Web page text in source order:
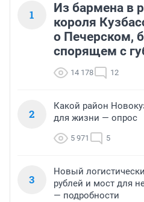
1
Из бармена в
короля
о Печерском,
спорящем с
14 178 12
2
Какой район
для жизни — опрос
5 971 5
3
Новый
рублей и мост для
— подробности